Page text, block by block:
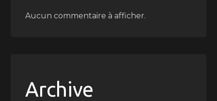
Aucun commentaire à afficher.
Archive